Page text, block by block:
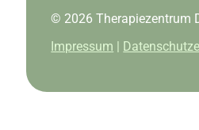
© 2026 Therapiezentrum
Impressum